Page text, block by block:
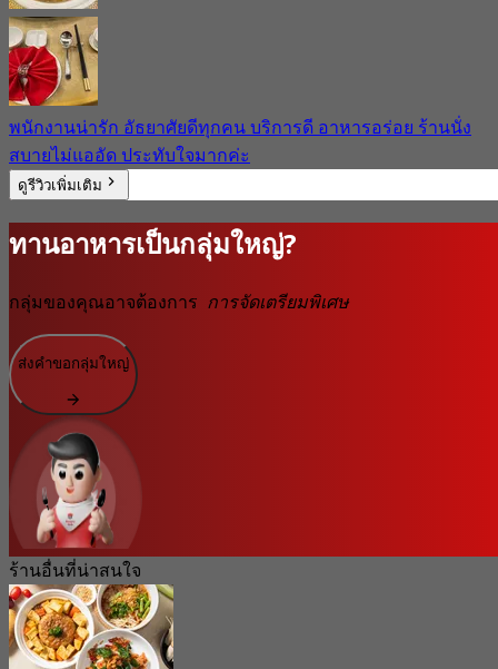
พนักงานน่ารัก อัธยาศัยดีทุกคน บริการดี อาหารอร่อย ร้านนั่ง
สบายไม่แออัด ประทับใจมากค่ะ
ดูรีวิวเพิ่มเติม
ทานอาหารเป็นกลุ่มใหญ่?
กลุ่มของคุณอาจต้องการ การจัดเตรียมพิเศษ
ส่งคำขอกลุ่มใหญ่
ร้านอื่นที่น่าสนใจ